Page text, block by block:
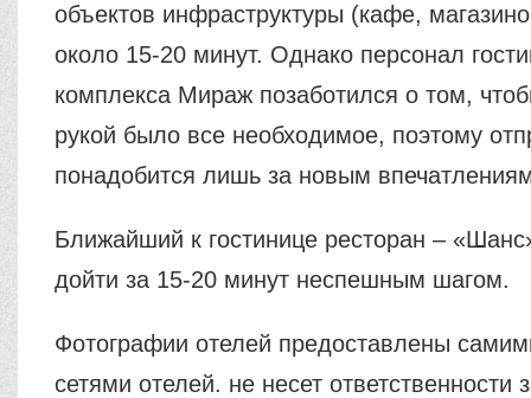
объектов инфраструктуры (кафе,
около 15-20 минут. Однако персонал
комплекса Мираж позаботился о том,
рукой было все необходимое, поэтому
понадобится лишь за новым
Ближайший к гостинице ресторан –
дойти за 15-20 минут неспешным шагом.
Фотографии отелей предоставлены
сетями отелей. не несет ответственности